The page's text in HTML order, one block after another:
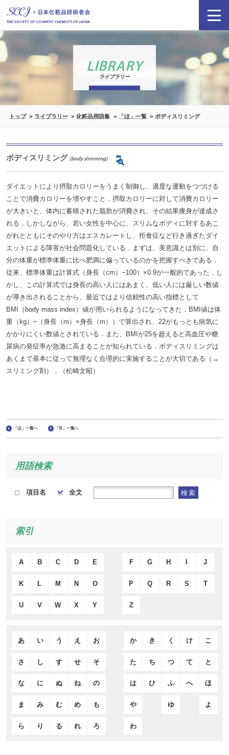
LIBRARY
ライブラリー
トップ ライブラリー 化粧品用語集 「ほ」一覧 ボディスリミング
ボディスリミング [body slimming]
ダイエットにより摂取カロリーをうまく制御し、適度な運動をつづける
ことで消費カロリーを増やすこと．摂取カロリーに対して消費カロリー
が大きいと、体内に蓄積された脂肪が消費され、その結果痩身が達成さ
れる．しかしながら、若い女性を中心に、スリムなボディに対するあこ
がれとともにそのやり方はエスカレートし、拒食症など行き過ぎたダイ
エットによる障害が社会問題化している．まずは、美意識とは別に、自
分の体重が標準体重に比べ肥満に偏っているのかを把握すべきである．
従来、標準体重は計算式（身長（cm）−100）×0.9が一般的であった．し
かし、この計算式では身長の高い人にはあまく、低い人には厳しい数値
が導き出されることから、最近ではより信頼性の高い指標として
BMI（body mass index）値が用いられるようになってきた．BMI値は体
重（kg）÷（身長（m）×身長（m））で算出され、22がもっとも病気に
かかりにくい数値とされている．また、BMIが25を超えると高血圧や糖
尿病の発症率が急激に高まることが知られている．ボディスリミングは
あくまで基本に従って無理なく合理的に実施することが大切である（→
スリミング剤）．（松崎文昭）
「ほ」一覧へ 「B」一覧へ
用語検索
項目名 全文 検索
索引
A B C D E F G H J
K L M N O P Q R S T
U V W X Y Z
あ い う え お か き く け こ
さ し す せ そ た ち つ て と
な に ぬ ね の は ひ ふ へ ほ
ま み む め も や ゆ よ
ら り る れ ろ わ